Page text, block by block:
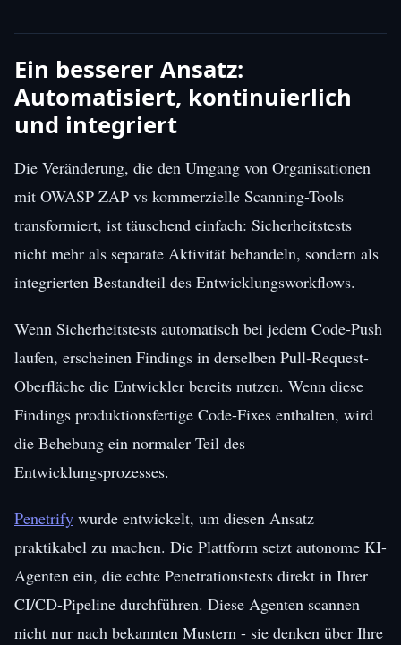
Ein besserer Ansatz:
Automatisiert, kontinuierlich
und integriert
Die Veränderung, die den Umgang von Organisationen
mit OWASP ZAP vs kommerzielle Scanning-Tools
transformiert, ist täuschend einfach: Sicherheitstests
nicht mehr als separate Aktivität behandeln, sondern als
integrierten Bestandteil des Entwicklungsworkflows.
Wenn Sicherheitstests automatisch bei jedem Code-Push
laufen, erscheinen Findings in derselben Pull-Request-
Oberfläche die Entwickler bereits nutzen. Wenn diese
Findings produktionsfertige Code-Fixes enthalten, wird
die Behebung ein normaler Teil des
Entwicklungsprozesses.
Penetrify wurde entwickelt, um diesen Ansatz
praktikabel zu machen. Die Plattform setzt autonome KI-
Agenten ein, die echte Penetrationstests direkt in Ihrer
CI/CD-Pipeline durchführen. Diese Agenten scannen
nicht nur nach bekannten Mustern - sie denken über Ihre